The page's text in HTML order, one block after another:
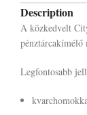
Description
A közkedvelt
pénztárcakímélő
Legfontosabb